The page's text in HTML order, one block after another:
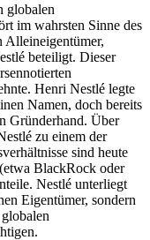
globalen
im wahrsten Sinne des
Alleineigentümer,
beteiligt. Dieser
Henri Nestlé legte
Namen, doch bereits
Gründerhand. Über
zu einem der
sind heute
BlackRock oder
Nestlé unterliegt
Eigentümer, sondern